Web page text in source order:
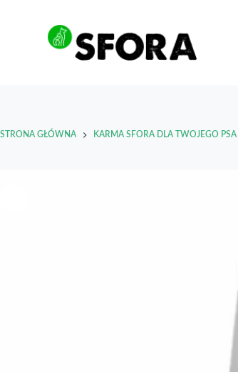
STRONA GŁÓWNA KARMA SFORA DLA TWOJEGO PSA